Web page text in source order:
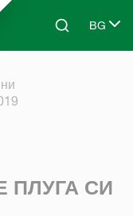
contentSearchBG
Select
ПЛУГА СИ